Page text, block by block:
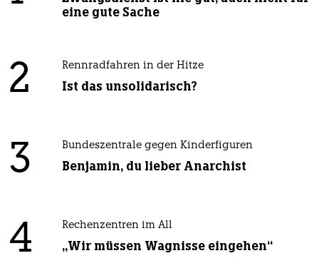
eine gute Sache
2 Rennradfahren in der Hitze
Ist das unsolidarisch?
3 Bundeszentrale gegen Kinderfiguren
Benjamin, du lieber Anarchist
4 Rechenzentren im All
„Wir müssen Wagnisse eingehen“